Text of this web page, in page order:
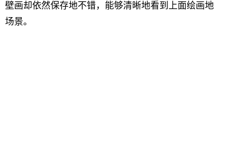
壁画却依然保存地不错，能够清晰地看到上面绘画地
场景。